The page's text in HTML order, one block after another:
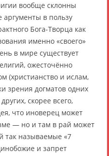
вообще склонны
аргументы в пользу
Бога-Творца как
именно «своего»
в мире существует
ожесточённо
(христианство и ислам,
зрения догматов одних
скорее всего,
что иноверец может
— но и там в рай может
так называемые «7
и запрет